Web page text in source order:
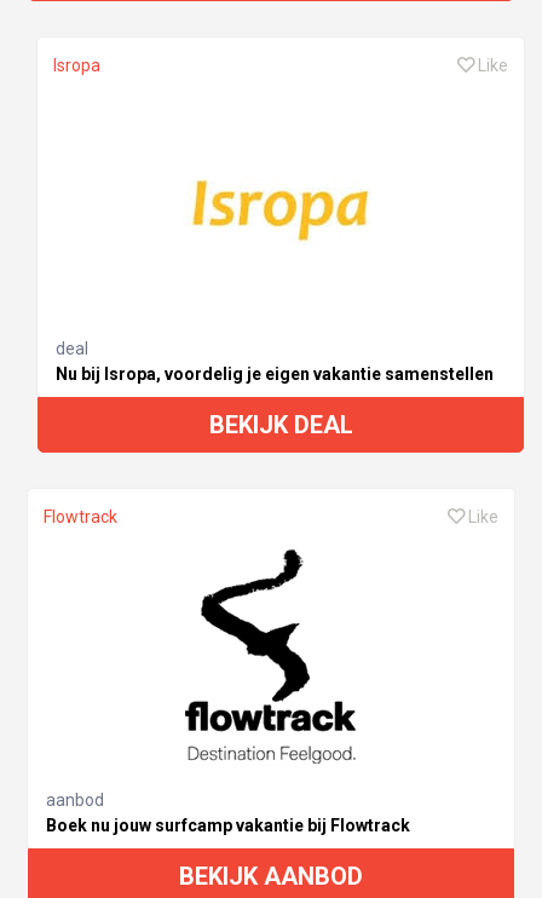
Isropa Like
deal
Nu bij Isropa, voordelig je eigen vakantie samenstellen
BEKIJK DEAL
Flowtrack Like
aanbod
Boek nu jouw surfcamp vakantie bij Flowtrack
BEKIJK AANBOD